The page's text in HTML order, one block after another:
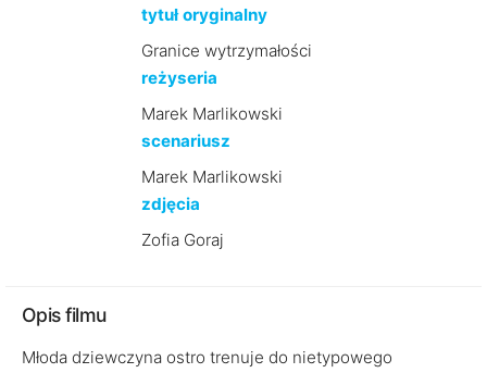
tytuł oryginalny
Granice wytrzymałości
reżyseria
Marek Marlikowski
scenariusz
Marek Marlikowski
zdjęcia
Zofia Goraj
Opis filmu
Młoda dziewczyna ostro trenuje do nietypowego